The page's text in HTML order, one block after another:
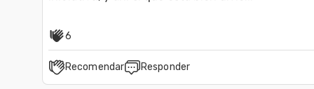
6
Recomendar Responder